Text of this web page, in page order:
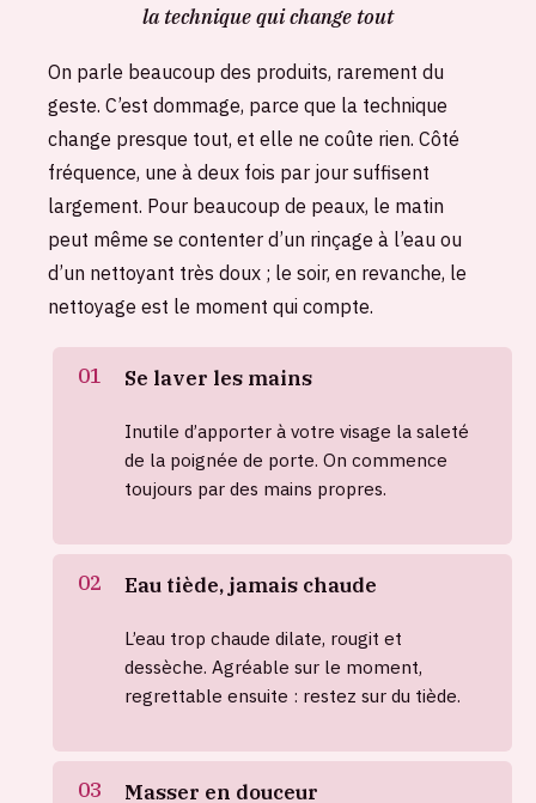
la technique qui change tout
On parle beaucoup des produits, rarement du
geste. C’est dommage, parce que la technique
change presque tout, et elle ne coûte rien. Côté
fréquence, une à deux fois par jour suffisent
largement. Pour beaucoup de peaux, le matin
peut même se contenter d’un rinçage à l’eau ou
d’un nettoyant très doux ; le soir, en revanche, le
nettoyage est le moment qui compte.
Se laver les mains
Inutile d’apporter à votre visage la saleté
de la poignée de porte. On commence
toujours par des mains propres.
Eau tiède, jamais chaude
L’eau trop chaude dilate, rougit et
dessèche. Agréable sur le moment,
regrettable ensuite : restez sur du tiède.
Masser en douceur